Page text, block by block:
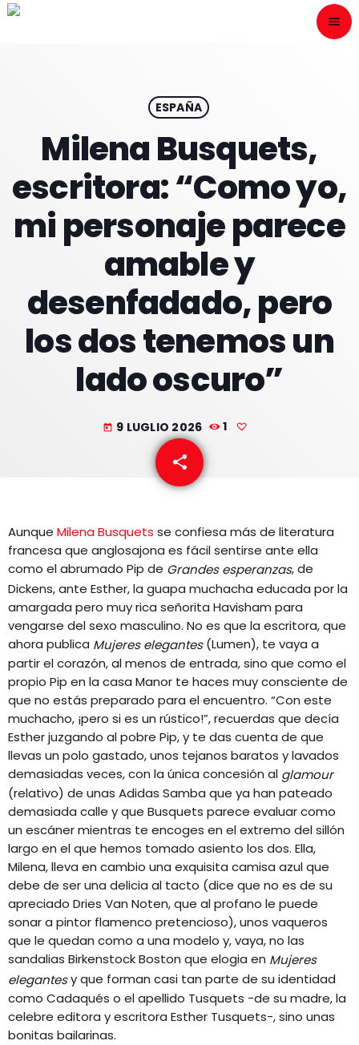
menu
play_arrow
PROGRAMACION
NUESTRAS FRECUENCIAS
ESPAÑA
Milena Busquets,
escritora: “Como yo,
mi personaje parece
amable y
desenfadado, pero
los dos tenemos un
lado oscuro”
today 9 LUGLIO 2026 1
share
email
Aunque Milena Busquets se confiesa más de literatura
francesa que anglosajona es fácil sentirse ante ella
como el abrumado Pip de Grandes esperanzas, de
Dickens, ante Esther, la guapa muchacha educada por la
amargada pero muy rica señorita Havisham para
vengarse del sexo masculino. No es que la escritora, que
ahora publica Mujeres elegantes(Lumen), te vaya a
partir el corazón, al menos de entrada, sino que como el
propio Pip en la casa Manor te haces muy consciente de
que no estás preparado para el encuentro. “Con este
muchacho, ¡pero si es un rústico!”, recuerdas que decía
Esther juzgando al pobre Pip, y te das cuenta de que
llevas un polo gastado, unos tejanos baratos y lavados
demasiadas veces, con la única concesión al glamour
(relativo) de unas Adidas Samba que ya han pateado
demasiada calle y que Busquets parece evaluar como
un escáner mientras te encoges en el extremo del sillón
largo en el que hemos tomado asiento los dos. Ella,
Milena, lleva en cambio una exquisita camisa azul que
debe de ser una delicia al tacto (dice que no es de su
apreciado Dries Van Noten, que al profano le puede
sonar a pintor flamenco pretencioso), unos vaqueros
que le quedan como a una modelo y, vaya, no las
sandalias Birkenstock Boston que elogia en Mujeres
elegantesy que forman casi tan parte de su identidad
como Cadaqués o el apellido Tusquets −de su madre, la
celebre editora y escritora Esther Tusquets−, sino unas
bonitas bailarinas.